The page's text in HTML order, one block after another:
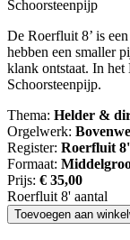
Schoorsteenpijp
De Roerfluit 8’ is
hebben een smaller
klank ontstaat. In het
Schoorsteenpijp.
Thema: Helder &
Orgelwerk:
Register: Roerfluit 8'
Formaat:
Prijs: € 35,00
Roerfluit 8' aantal
Toevoegen aan